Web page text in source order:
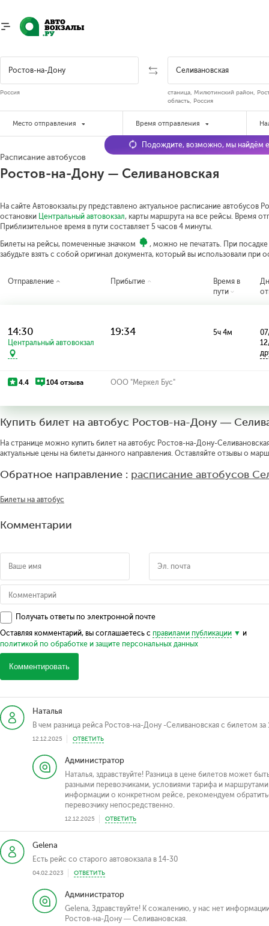
Россия
станица, Милютинский район,
область, Россия
Место отправления Время отправления
Расписание автобусов
Ростов-на-Дону — Селивановская
На сайте Автовокзалы.ру представлено актуальное расписание автобусов
остановки Центральный автовокзал, карты маршрута на все рейсы. Время
Приблизительное время в пути составляет 5 часов 4 минуты.
Билеты на рейсы, помеченные значком
, можно не печатать. При
забудьте взять с собой оригинал документа, который вы использовали при
Подождите, возможно, мы найдём
Отправление Прибытие
Время в
пути
14:30
Центральный автовокзал
19:34 5ч 4м
4.4 104 отзыва ООО "Меркел Бус"
Купить билет на автобус Ростов-на-Дону —
На странице можно купить билет на автобус Ростов-на-Дону-
актуальные цены на билеты данного направления. Оставляйте отзывы о
Обратное направление : расписание автобусов
Билеты на автобус
Комментарии
Получать ответы по электронной почте
Оставляя комментарий, вы соглашаетесь с правилами публикации
и
политикой по обработке и защите персональных данных
Комментировать
Наталья
В чем разница рейса Ростов-на-Дону -Селивановская с билетом за
12.12.2025 ОТВЕТИТЬ
Администратор
Наталья, здравствуйте! Разница в цене билетов может
разными перевозчиками, условиями тарифа и
информации о конкретном рейсе, рекомендуем
перевозчику непосредственно.
12.12.2025 ОТВЕТИТЬ
Gelena
Есть рейс со старого автовокзала в 14-30
04.02.2023 ОТВЕТИТЬ
Администратор
Gelena, Здравствуйте! К сожалению, у нас нет
Ростов-на-Дону — Селивановская.